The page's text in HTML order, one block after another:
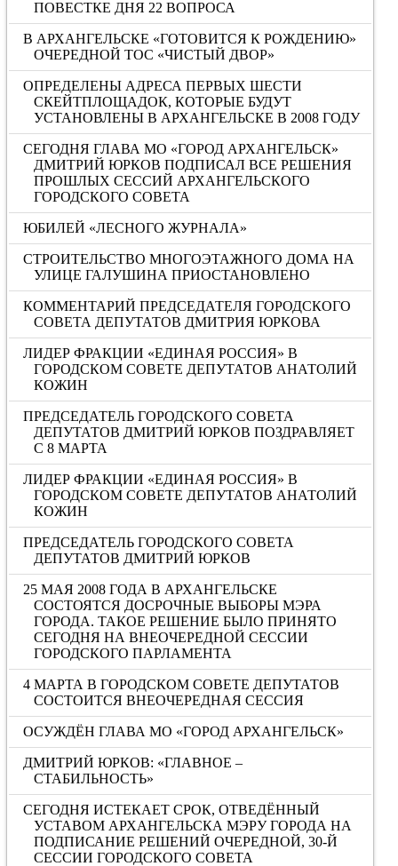
ПОВЕСТКЕ ДНЯ 22 ВОПРОСА
В АРХАНГЕЛЬСКЕ «ГОТОВИТСЯ К РОЖДЕНИЮ»
ОЧЕРЕДНОЙ ТОС «ЧИСТЫЙ ДВОР»
ОПРЕДЕЛЕНЫ АДРЕСА ПЕРВЫХ ШЕСТИ
СКЕЙТПЛОЩАДОК, КОТОРЫЕ БУДУТ
УСТАНОВЛЕНЫ В АРХАНГЕЛЬСКЕ В 2008 ГОДУ
СЕГОДНЯ ГЛАВА МО «ГОРОД АРХАНГЕЛЬСК»
ДМИТРИЙ ЮРКОВ ПОДПИСАЛ ВСЕ РЕШЕНИЯ
ПРОШЛЫХ СЕССИЙ АРХАНГЕЛЬСКОГО
ГОРОДСКОГО СОВЕТА
ЮБИЛЕЙ «ЛЕСНОГО ЖУРНАЛА»
СТРОИТЕЛЬСТВО МНОГОЭТАЖНОГО ДОМА НА
УЛИЦЕ ГАЛУШИНА ПРИОСТАНОВЛЕНО
КОММЕНТАРИЙ ПРЕДСЕДАТЕЛЯ ГОРОДСКОГО
СОВЕТА ДЕПУТАТОВ ДМИТРИЯ ЮРКОВА
ЛИДЕР ФРАКЦИИ «ЕДИНАЯ РОССИЯ» В
ГОРОДСКОМ СОВЕТЕ ДЕПУТАТОВ АНАТОЛИЙ
КОЖИН
ПРЕДСЕДАТЕЛЬ ГОРОДСКОГО СОВЕТА
ДЕПУТАТОВ ДМИТРИЙ ЮРКОВ ПОЗДРАВЛЯЕТ
С 8 МАРТА
ЛИДЕР ФРАКЦИИ «ЕДИНАЯ РОССИЯ» В
ГОРОДСКОМ СОВЕТЕ ДЕПУТАТОВ АНАТОЛИЙ
КОЖИН
ПРЕДСЕДАТЕЛЬ ГОРОДСКОГО СОВЕТА
ДЕПУТАТОВ ДМИТРИЙ ЮРКОВ
25 МАЯ 2008 ГОДА В АРХАНГЕЛЬСКЕ
СОСТОЯТСЯ ДОСРОЧНЫЕ ВЫБОРЫ МЭРА
ГОРОДА. ТАКОЕ РЕШЕНИЕ БЫЛО ПРИНЯТО
СЕГОДНЯ НА ВНЕОЧЕРЕДНОЙ СЕССИИ
ГОРОДСКОГО ПАРЛАМЕНТА
4 МАРТА В ГОРОДСКОМ СОВЕТЕ ДЕПУТАТОВ
СОСТОИТСЯ ВНЕОЧЕРЕДНАЯ СЕССИЯ
ОСУЖДЁН ГЛАВА МО «ГОРОД АРХАНГЕЛЬСК»
ДМИТРИЙ ЮРКОВ: «ГЛАВНОЕ –
СТАБИЛЬНОСТЬ»
СЕГОДНЯ ИСТЕКАЕТ СРОК, ОТВЕДЁННЫЙ
УСТАВОМ АРХАНГЕЛЬСКА МЭРУ ГОРОДА НА
ПОДПИСАНИЕ РЕШЕНИЙ ОЧЕРЕДНОЙ, 30-Й
СЕССИИ ГОРОДСКОГО СОВЕТА